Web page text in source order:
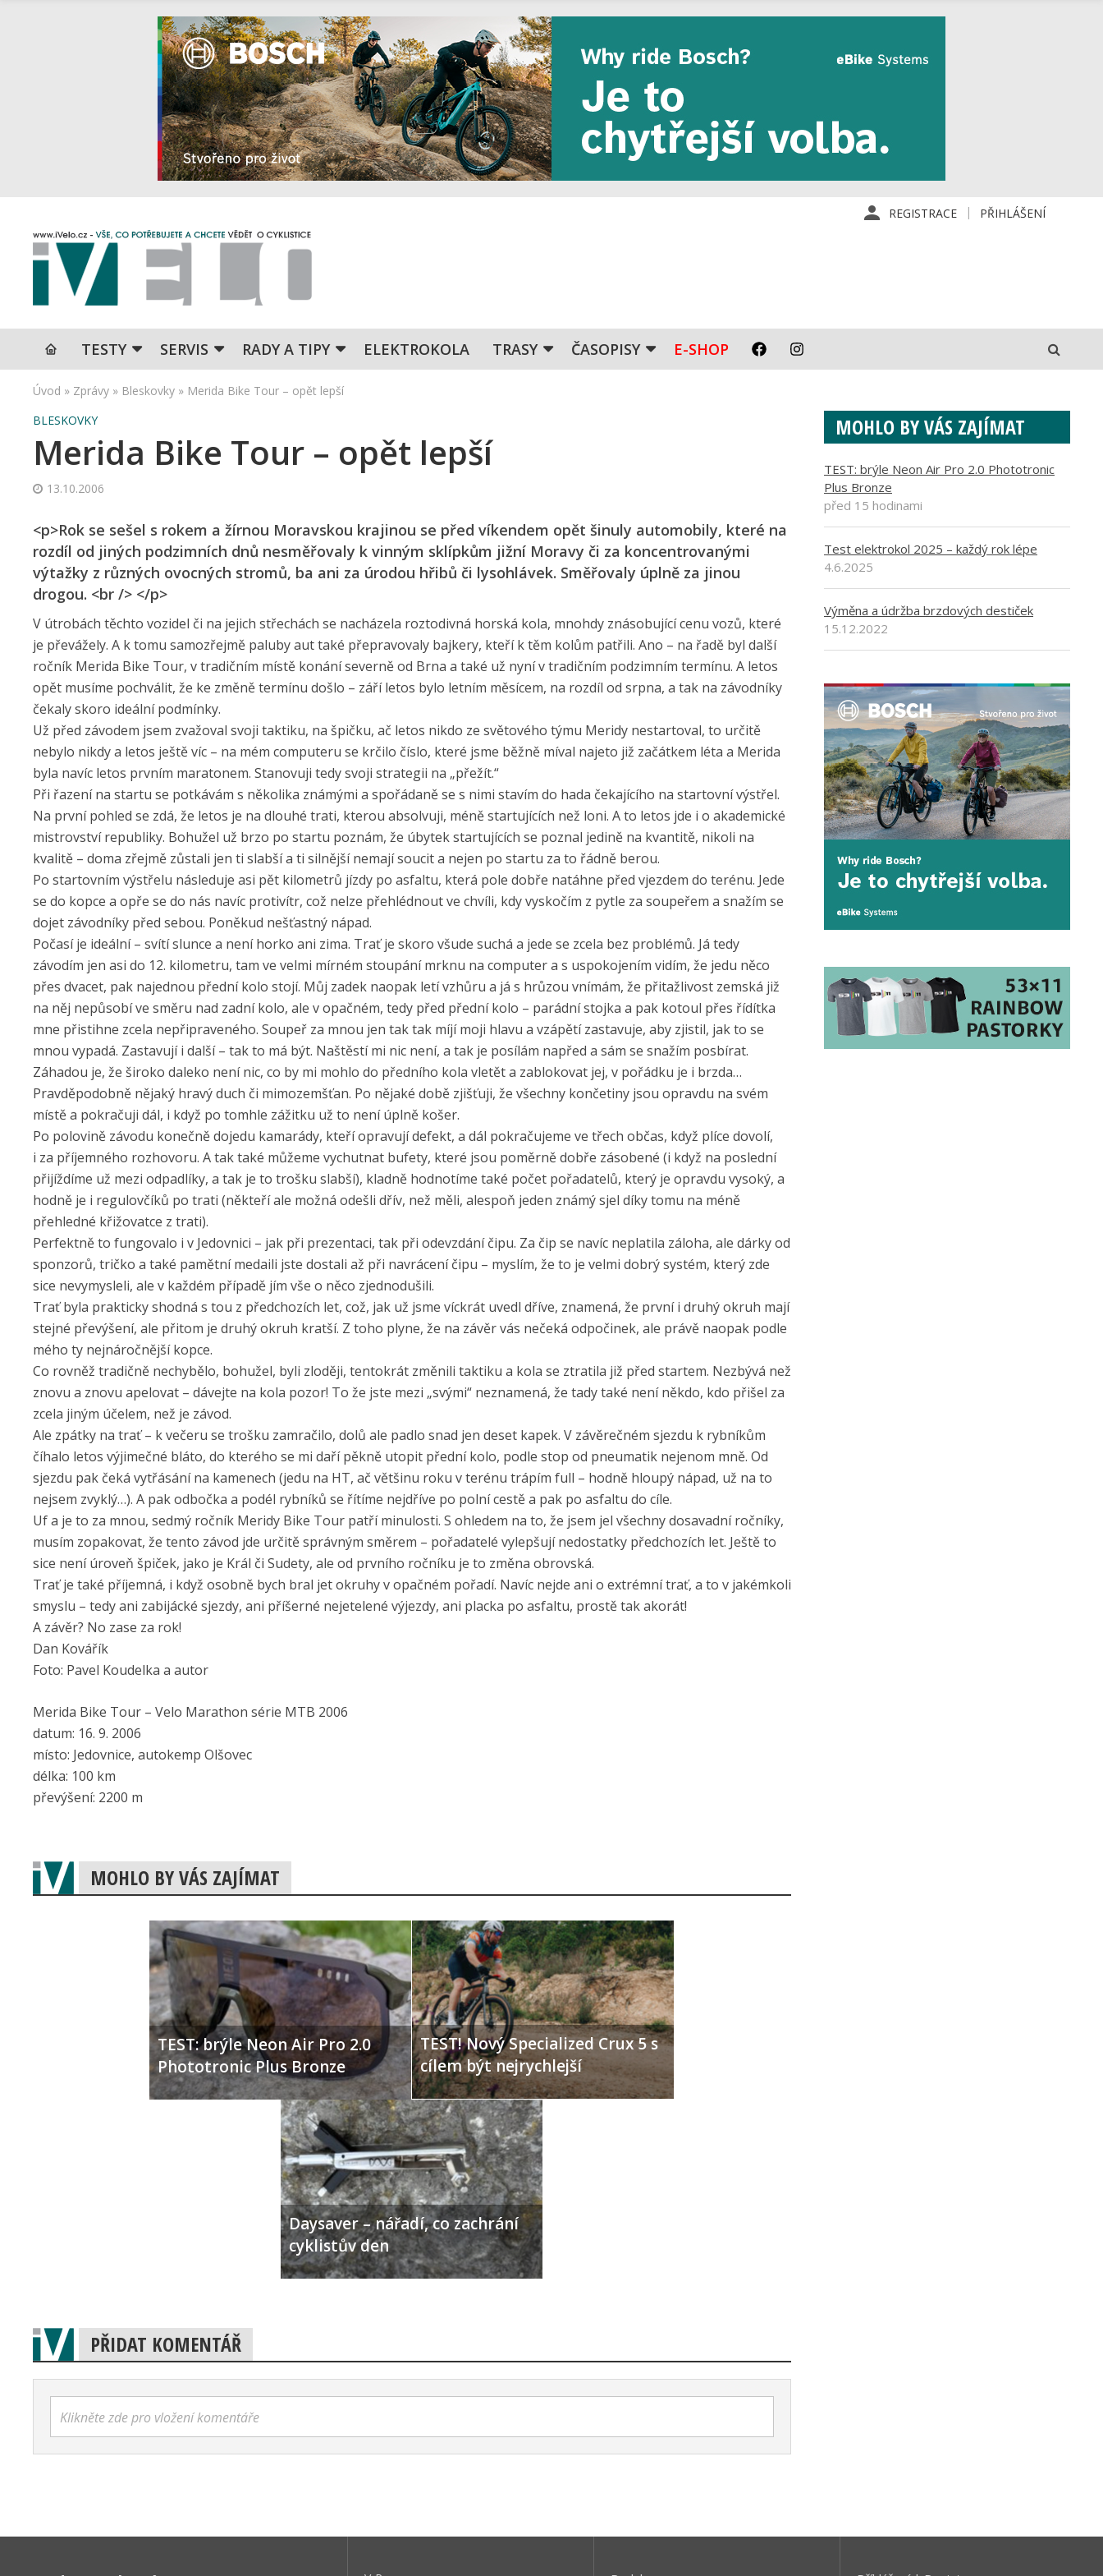
REGISTRACE PŘIHLÁŠENÍ
TESTY SERVIS RADY A TIPY ELEKTROKOLA TRASY ČASOPISY E-SHOP
Úvod » Zprávy » Bleskovky » Merida Bike Tour – opět lepší
BLESKOVKY
Merida Bike Tour – opět lepší
13.10.2006
<p>Rok se sešel s rokem a žírnou Moravskou krajinou se před víkendem opět šinuly automobily, které na
rozdíl od jiných podzimních dnů nesměřovaly k vinným sklípkům jižní Moravy či za koncentrovanými
výtažky z různých ovocných stromů, ba ani za úrodou hřibů či lysohlávek. Směřovaly úplně za jinou
drogou. <br /> </p>
V útrobách těchto vozidel či na jejich střechách se nacházela roztodivná horská kola, mnohdy znásobující cenu vozů, které
je převážely. A k tomu samozřejmě paluby aut také přepravovaly bajkery, kteří k těm kolům patřili. Ano – na řadě byl další
ročník Merida Bike Tour, v tradičním místě konání severně od Brna a také už nyní v tradičním podzimním termínu. A letos
opět musíme pochválit, že ke změně termínu došlo – září letos bylo letním měsícem, na rozdíl od srpna, a tak na závodníky
čekaly skoro ideální podmínky.
Už před závodem jsem zvažoval svoji taktiku, na špičku, ač letos nikdo ze světového týmu Meridy nestartoval, to určitě
nebylo nikdy a letos ještě víc – na mém computeru se krčilo číslo, které jsme běžně míval najeto již začátkem léta a Merida
byla navíc letos prvním maratonem. Stanovuji tedy svoji strategii na „přežít.“
Při řazení na startu se potkávám s několika známými a spořádaně se s nimi stavím do hada čekajícího na startovní výstřel.
Na první pohled se zdá, že letos je na dlouhé trati, kterou absolvuji, méně startujících než loni. A to letos jde i o akademické
mistrovství republiky. Bohužel už brzo po startu poznám, že úbytek startujících se poznal jedině na kvantitě, nikoli na
kvalitě – doma zřejmě zůstali jen ti slabší a ti silnější nemají soucit a nejen po startu za to řádně berou.
Po startovním výstřelu následuje asi pět kilometrů jízdy po asfaltu, která pole dobře natáhne před vjezdem do terénu. Jede
se do kopce a opře se do nás navíc protivítr, což nelze přehlédnout ve chvíli, kdy vyskočím z pytle za soupeřem a snažím se
dojet závodníky před sebou. Poněkud nešťastný nápad.
Počasí je ideální – svítí slunce a není horko ani zima. Trať je skoro všude suchá a jede se zcela bez problémů. Já tedy
závodím jen asi do 12. kilometru, tam ve velmi mírném stoupání mrknu na computer a s uspokojením vidím, že jedu něco
přes dvacet, pak najednou přední kolo stojí. Můj zadek naopak letí vzhůru a já s hrůzou vnímám, že přitažlivost zemská již
na něj nepůsobí ve směru nad zadní kolo, ale v opačném, tedy před přední kolo – parádní stojka a pak kotoul přes řídítka
mne přistihne zcela nepřipraveného. Soupeř za mnou jen tak tak míjí moji hlavu a vzápětí zastavuje, aby zjistil, jak to se
mnou vypadá. Zastavují i další – tak to má být. Naštěstí mi nic není, a tak je posílám napřed a sám se snažím posbírat.
Záhadou je, že široko daleko není nic, co by mi mohlo do předního kola vletět a zablokovat jej, v pořádku je i brzda…
Pravděpodobně nějaký hravý duch či mimozemšťan. Po nějaké době zjišťuji, že všechny končetiny jsou opravdu na svém
místě a pokračuji dál, i když po tomhle zážitku už to není úplně košer.
Po polovině závodu konečně dojedu kamarády, kteří opravují defekt, a dál pokračujeme ve třech občas, když plíce dovolí,
i za příjemného rozhovoru. A tak také můžeme vychutnat bufety, které jsou poměrně dobře zásobené (i když na poslední
přijíždíme už mezi odpadlíky, a tak je to trošku slabší), kladně hodnotíme také počet pořadatelů, který je opravdu vysoký, a
hodně je i regulovčíků po trati (někteří ale možná odešli dřív, než měli, alespoň jeden známý sjel díky tomu na méně
přehledné křižovatce z trati).
Perfektně to fungovalo i v Jedovnici – jak při prezentaci, tak při odevzdání čipu. Za čip se navíc neplatila záloha, ale dárky od
sponzorů, tričko a také pamětní medaili jste dostali až při navrácení čipu – myslím, že to je velmi dobrý systém, který zde
sice nevymysleli, ale v každém případě jím vše o něco zjednodušili.
Trať byla prakticky shodná s tou z předchozích let, což, jak už jsme víckrát uvedl dříve, znamená, že první i druhý okruh mají
stejné převýšení, ale přitom je druhý okruh kratší. Z toho plyne, že na závěr vás nečeká odpočinek, ale právě naopak podle
mého ty nejnáročnější kopce.
Co rovněž tradičně nechybělo, bohužel, byli zloději, tentokrát změnili taktiku a kola se ztratila již před startem. Nezbývá než
znovu a znovu apelovat – dávejte na kola pozor! To že jste mezi „svými“ neznamená, že tady také není někdo, kdo přišel za
zcela jiným účelem, než je závod.
Ale zpátky na trať – k večeru se trošku zamračilo, dolů ale padlo snad jen deset kapek. V závěrečném sjezdu k rybníkům
číhalo letos výjimečné bláto, do kterého se mi daří pěkně utopit přední kolo, podle stop od pneumatik nejenom mně. Od
sjezdu pak čeká vytřásání na kamenech (jedu na HT, ač většinu roku v terénu trápím full – hodně hloupý nápad, už na to
nejsem zvyklý…). A pak odbočka a podél rybníků se řítíme nejdříve po polní cestě a pak po asfaltu do cíle.
Uf a je to za mnou, sedmý ročník Meridy Bike Tour patří minulosti. S ohledem na to, že jsem jel všechny dosavadní ročníky,
musím zopakovat, že tento závod jde určitě správným směrem – pořadatelé vylepšují nedostatky předchozích let. Ještě to
sice není úroveň špiček, jako je Král či Sudety, ale od prvního ročníku je to změna obrovská.
Trať je také příjemná, i když osobně bych bral jet okruhy v opačném pořadí. Navíc nejde ani o extrémní trať, a to v jakémkoli
smyslu – tedy ani zabijácké sjezdy, ani příšerné nejetelené výjezdy, ani placka po asfaltu, prostě tak akorát!
A závěr? No zase za rok!
Dan Kovářík
Foto: Pavel Koudelka a autor
Merida Bike Tour – Velo Marathon série MTB 2006
datum: 16. 9. 2006
místo: Jedovnice, autokemp Olšovec
délka: 100 km
převýšení: 2200 m
MOHLO BY VÁS ZAJÍMAT
TEST: brýle Neon Air Pro 2.0
Phototronic Plus Bronze
TEST! Nový Specialized Crux 5 s
cílem být nejrychlejší
Daysaver – nářadí, co zachrání
cyklistův den
PŘIDAT KOMENTÁŘ
Klikněte zde pro vložení komentáře
MOHLO BY VÁS ZAJÍMAT
TEST: brýle Neon Air Pro 2.0 Phototronic
Plus Bronze
před 15 hodinami
Test elektrokol 2025 – každý rok lépe
4.6.2025
Výměna a údržba brzdových destiček
15.12.2022